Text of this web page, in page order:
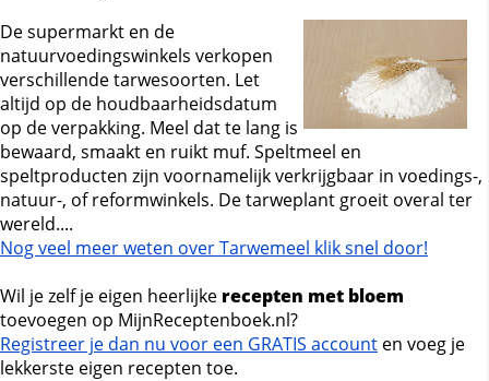
De supermarkt en de
natuurvoedingswinkels verkopen
verschillende tarwesoorten. Let
altijd op de houdbaarheidsdatum
op de verpakking. Meel dat te lang is
bewaard, smaakt en ruikt muf. Speltmeel en
speltproducten zijn voornamelijk verkrijgbaar in voedings-,
natuur-, of reformwinkels. De tarweplant groeit overal ter
wereld....
Nog veel meer weten over Tarwemeel klik snel door!
Wil je zelf je eigen heerlijke recepten met bloem
toevoegen op MijnReceptenboek.nl?
Registreer je dan nu voor een GRATIS account en voeg je
lekkerste eigen recepten toe.